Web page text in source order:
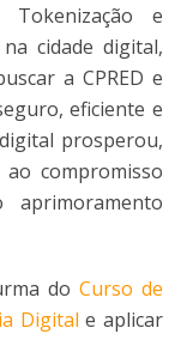
e
cidade digital,
a CPRED e
eficiente e
prosperou,
compromisso
do Curso de
Digital e aplicar